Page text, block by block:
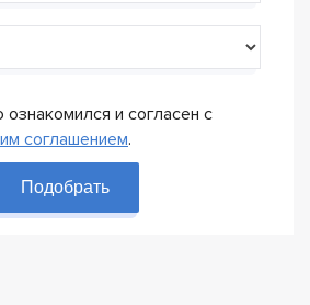
и согласен с
соглашением.
Подобрать